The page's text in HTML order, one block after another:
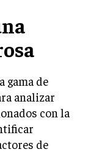
gama de
analizar
con la
de